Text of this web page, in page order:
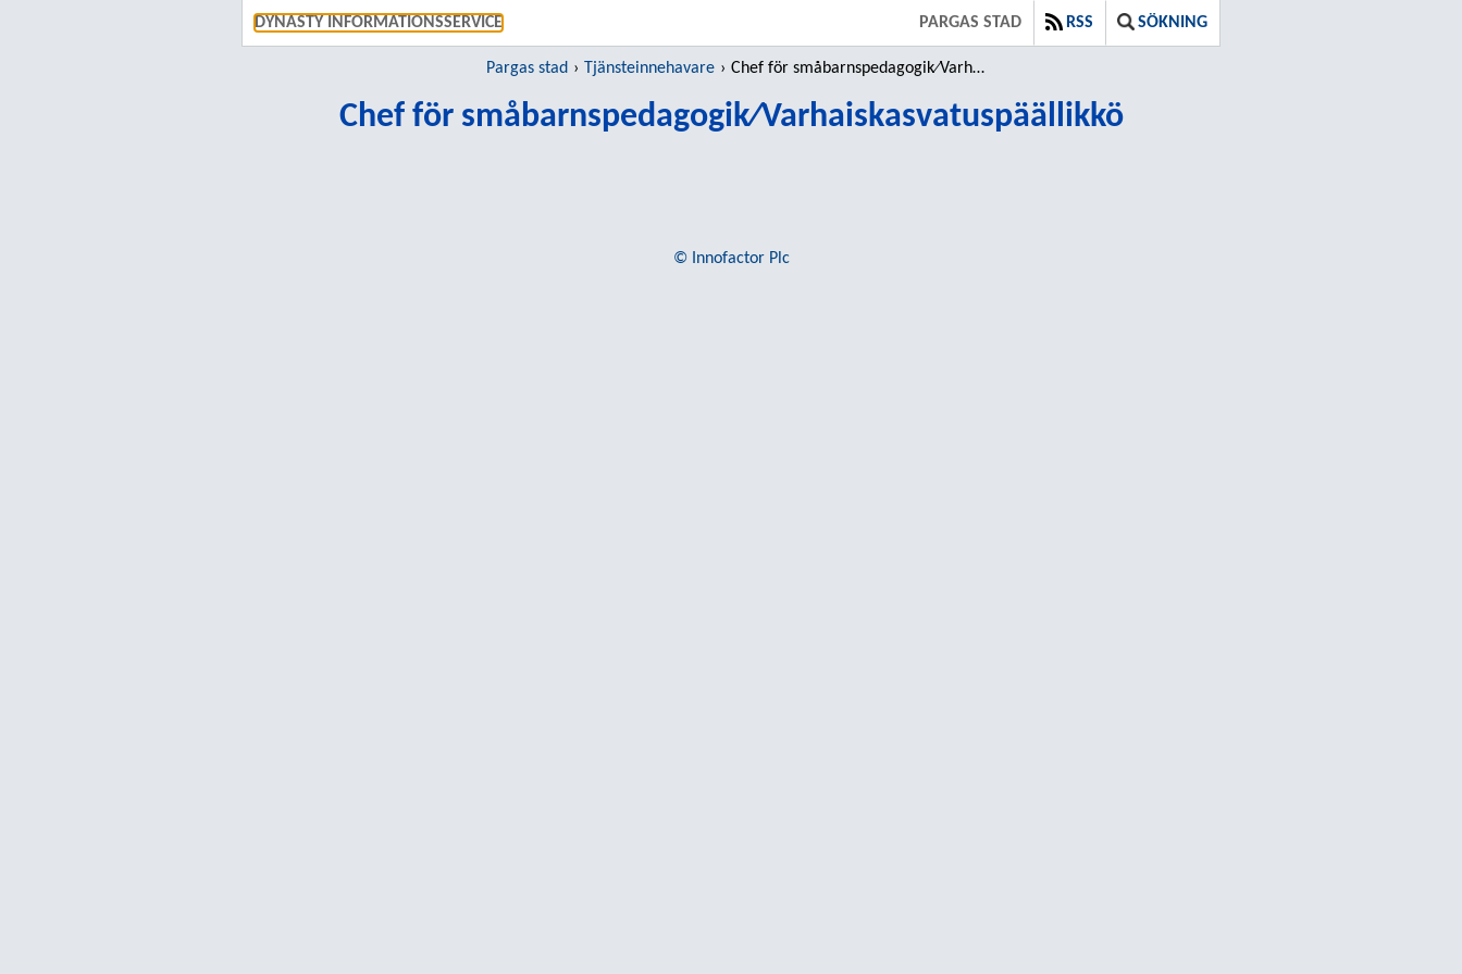
DYNASTY INFORMATIONSSERVICE PARGAS STAD RSS SÖKNING
Pargas stad Tjänsteinnehavare Chef för småbarnspedagogik⁄Varhaiskasvatuspäällikkö
Chef för småbarnspedagogik⁄Varhaiskasvatuspäällikkö
© Innofactor Plc